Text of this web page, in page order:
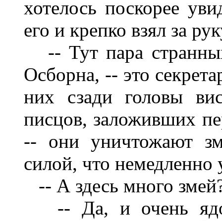
хотелось поскорее
его и крепко взял за
-- Тут пара
Осборна, -- это
них сзади головы
писцов, заложивших
-- они уничтожают
силой, что немедленно
-- А здесь много
-- Да, и очень